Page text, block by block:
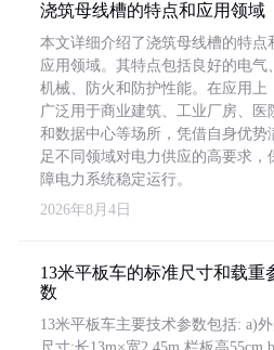
浇筑母线槽的特点和应用领域
本文详细介绍了浇筑母线槽的特点
应用领域。其特点包括良好的电气、
机械、防火和防护性能。在应用上
广泛用于商业建筑、工业厂房、医
和数据中心等场所，凭借自身优势
足不同领域对电力供应的高要求，
障电力系统稳定运行。
2026年8月4日
13米平板车的标准尺寸和载重
数
13米平板车主要技术参数包括: a)